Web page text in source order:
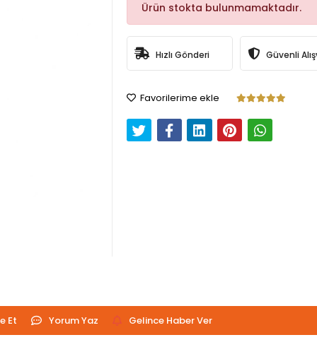
Ürün stokta bulunmamaktadır.
Hızlı Gönderi Güvenli
Favorilerime ekle
Et Yorum Yaz Gelince Haber Ver